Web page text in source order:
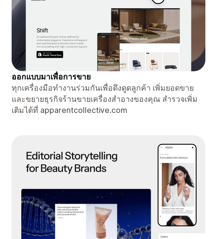
ออกแบบมาเพื่อการขาย
ทุกเครื่องมือทำงานร่วมกันเพื่อดึงดูดลูกค้า เพิ่มยอดขาย
และขยายธุรกิจร้านขายเครื่องสำอางของคุณ สำรวจเพิ่ม
เติมได้ที่ apparentcollective.com